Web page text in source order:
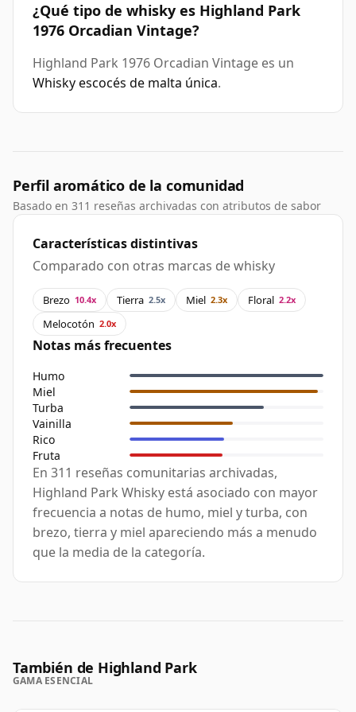
¿Qué tipo de whisky es Highland Park
1976 Orcadian Vintage?
Highland Park 1976 Orcadian Vintage es un
Whisky escocés de malta única.
Perfil aromático de la comunidad
Basado en 311 reseñas archivadas con atributos de sabor
Características distintivas
Comparado con otras marcas de whisky
Brezo 10.4x Tierra 2.5x Miel 2.3x Floral 2.2x
Melocotón 2.0x
Notas más frecuentes
Humo
Miel
Turba
Vainilla
Rico
Fruta
En 311 reseñas comunitarias archivadas,
Highland Park Whisky está asociado con mayor
frecuencia a notas de humo, miel y turba, con
brezo, tierra y miel apareciendo más a menudo
que la media de la categoría.
También de Highland Park
GAMA ESENCIAL